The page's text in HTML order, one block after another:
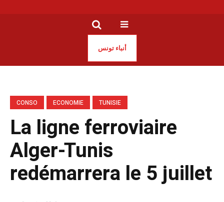
أنباء تونس
CONSO ECONOMIE TUNISIE
La ligne ferroviaire
Alger-Tunis
redémarrera le 5 juillet